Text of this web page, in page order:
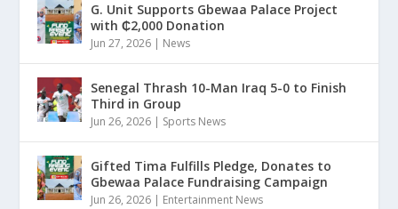
G. Unit Supports Gbewaa Palace Project
with ₵2,000 Donation
Jun 27, 2026 | News
Senegal Thrash 10-Man Iraq 5-0 to Finish
Third in Group
Jun 26, 2026 | Sports News
Gifted Tima Fulfills Pledge, Donates to
Gbewaa Palace Fundraising Campaign
Jun 26, 2026 | Entertainment News